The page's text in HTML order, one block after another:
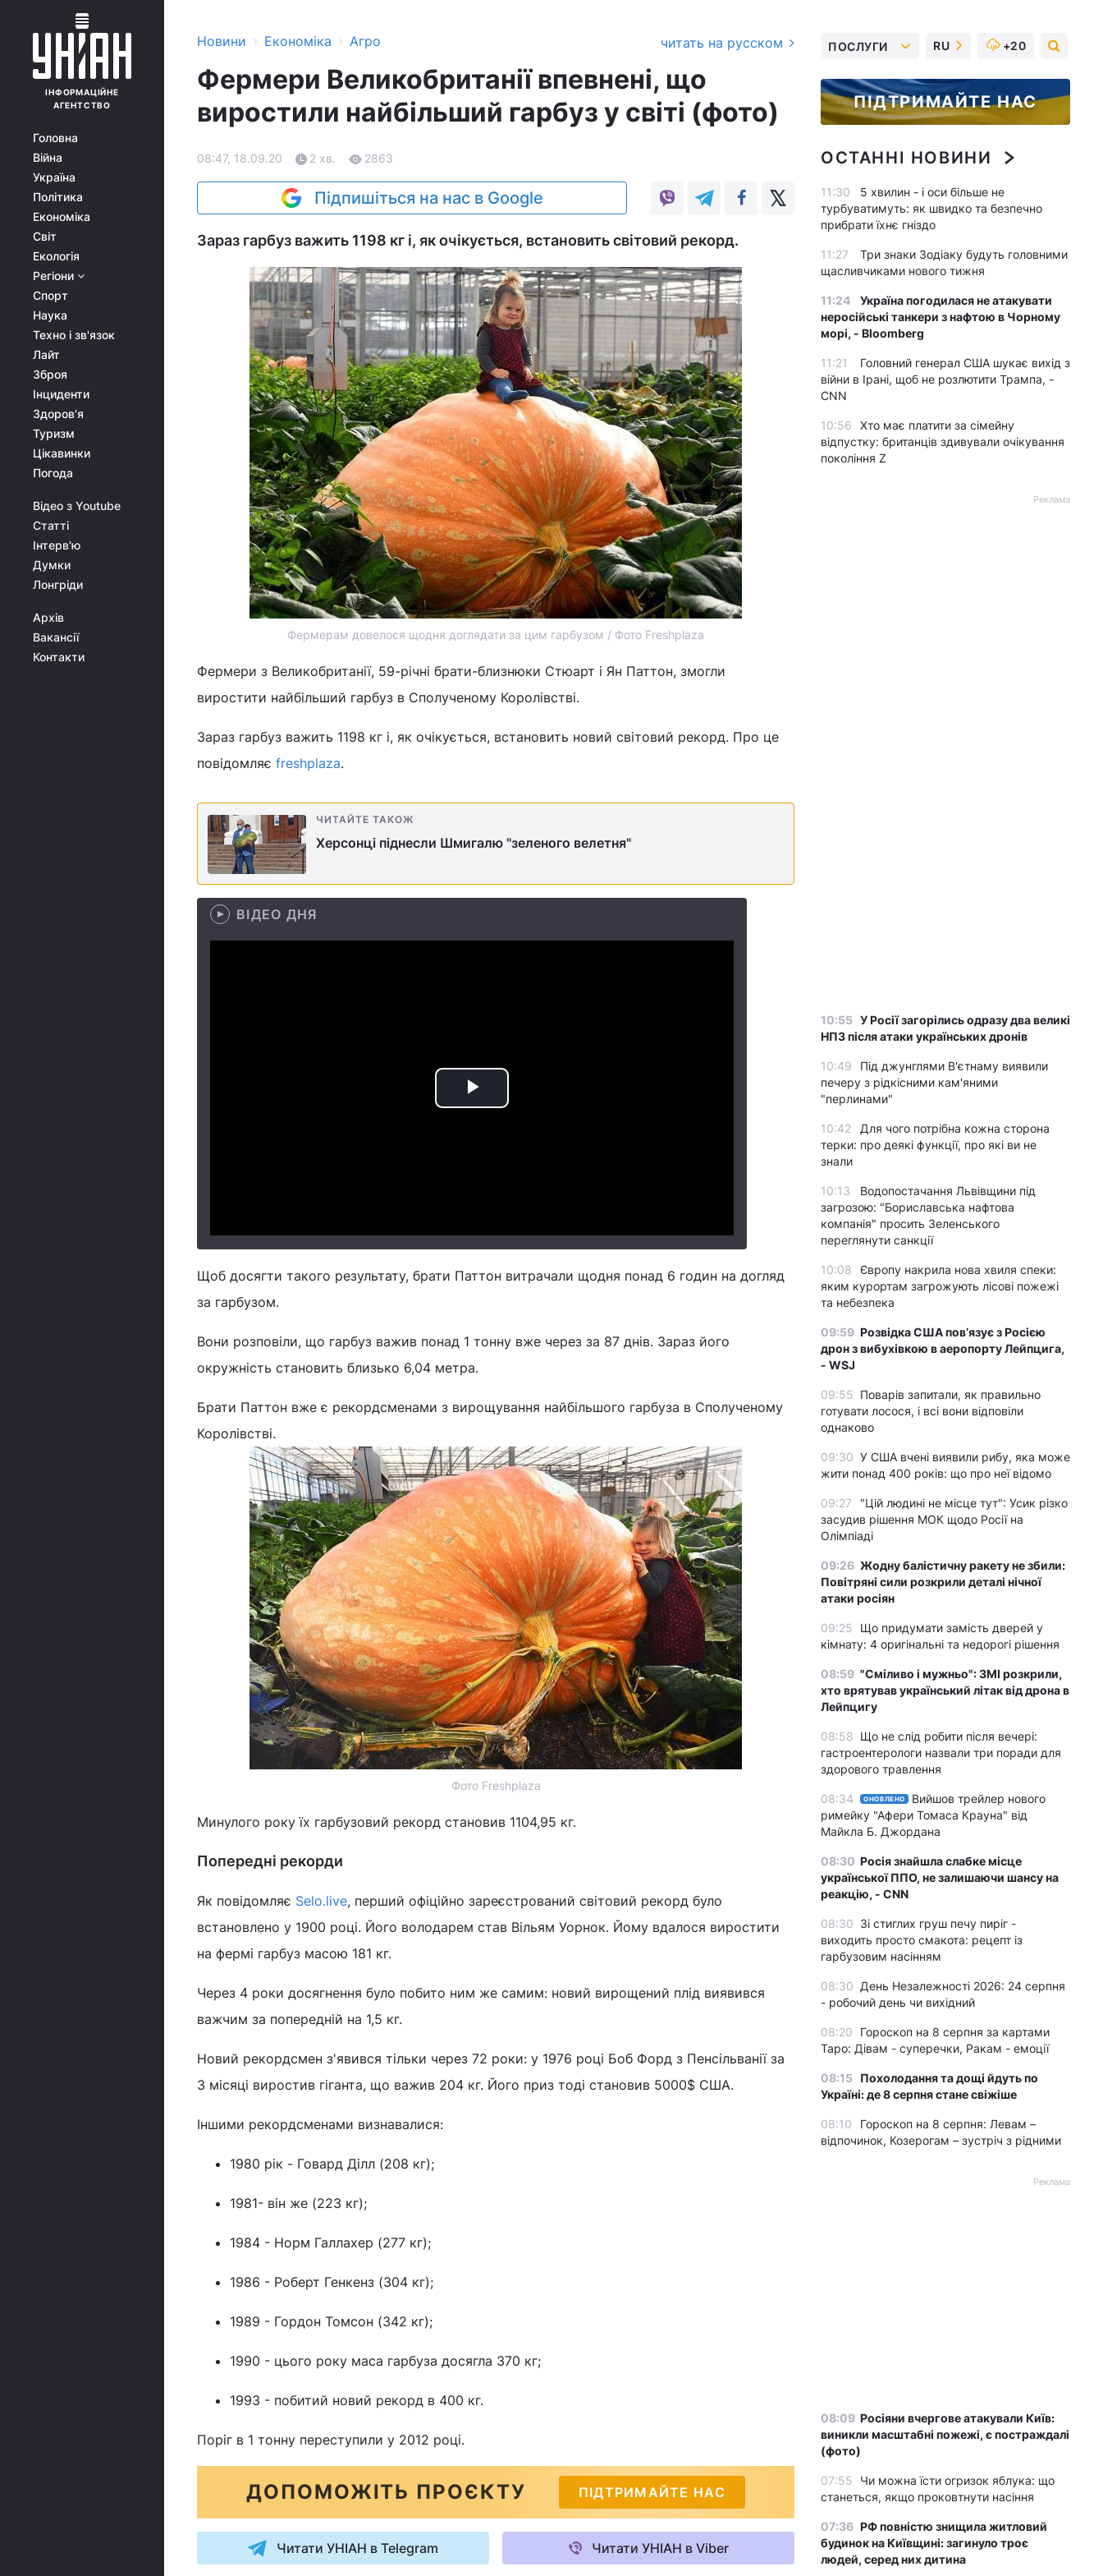
ІНФОРМАЦІЙНЕ
АГЕНТСТВО
Головна
Війна
Україна
Політика
Економіка
Світ
Екологія
Регіони
Спорт
Наука
Техно і зв'язок
Лайт
Зброя
Інциденти
Здоров'я
Туризм
Цікавинки
Погода
Відео з Youtube
Статті
Інтерв'ю
Думки
Лонгріди
Архів
Вакансії
Контакти
Новини › Економіка › Агро читать на русском
Фермери Великобританії впевнені, що
виростили найбільший гарбуз у світі (фото)
08:47, 18.09.20 2 хв. 2863
Підпишіться на нас в Google
Зараз гарбуз важить 1198 кг і, як очікується, встановить світовий рекорд.
Фермерам довелося щодня доглядати за цим гарбузом / Фото Freshplaza
Фермери з Великобританії, 59-річні брати-близнюки Стюарт і Ян Паттон, змогли
виростити найбільший гарбуз в Сполученому Королівстві.
Зараз гарбуз важить 1198 кг і, як очікується, встановить новий світовий рекорд. Про це
повідомляє freshplaza.
ЧИТАЙТЕ ТАКОЖ
Херсонці піднесли Шмигалю "зеленого велетня"
ВІДЕО ДНЯ
Play
Щоб досягти такого результату, брати Паттон витрачали щодня понад 6 годин на догляд
за гарбузом.
Вони розповіли, що гарбуз важив понад 1 тонну вже через за 87 днів. Зараз його
окружність становить близько 6,04 метра.
Брати Паттон вже є рекордсменами з вирощування найбільшого гарбуза в Сполученому
Королівстві.
Фото Freshplaza
Минулого року їх гарбузовий рекорд становив 1104,95 кг.
Попередні рекорди
Як повідомляє Selo.live, перший офіційно зареєстрований світовий рекорд було
встановлено у 1900 році. Його володарем став Вільям Уорнок. Йому вдалося виростити
на фермі гарбуз масою 181 кг.
Через 4 роки досягнення було побито ним же самим: новий вирощений плід виявився
важчим за попередній на 1,5 кг.
Новий рекордсмен з'явився тільки через 72 роки: у 1976 році Боб Форд з Пенсільванії за
3 місяці виростив гіганта, що важив 204 кг. Його приз тоді становив 5000$ США.
Іншими рекордсменами визнавалися:
1980 рік - Говард Ділл (208 кг);
1981- він же (223 кг);
1984 - Норм Галлахер (277 кг);
1986 - Роберт Генкенз (304 кг);
1989 - Гордон Томсон (342 кг);
1990 - цього року маса гарбуза досягла 370 кг;
1993 - побитий новий рекорд в 400 кг.
Поріг в 1 тонну переступили у 2012 році.
ДОПОМОЖІТЬ ПРОЄКТУ ПІДТРИМАЙТЕ НАС
Читати УНІАН в Telegram Читати УНІАН в Viber
ПОСЛУГИ RU +20
ПІДТРИМАЙТЕ НАС
ОСТАННІ НОВИНИ
11:30
5 хвилин - і оси більше не
турбуватимуть: як швидко та безпечно
прибрати їхнє гніздо
11:27
Три знаки Зодіаку будуть головними
щасливчиками нового тижня
11:24
Україна погодилася не атакувати
неросійські танкери з нафтою в Чорному
морі, - Bloomberg
11:21
Головний генерал США шукає вихід з
війни в Ірані, щоб не розлютити Трампа, -
CNN
10:56
Хто має платити за сімейну
відпустку: британців здивували очікування
покоління Z
Реклама
10:55 У Росії загорілись одразу два великі
НПЗ після атаки українських дронів
10:49
Під джунглями В'єтнаму виявили
печеру з рідкісними кам'яними
"перлинами"
10:42
Для чого потрібна кожна сторона
терки: про деякі функції, про які ви не
знали
10:13
Водопостачання Львівщини під
загрозою: "Бориславська нафтова
компанія" просить Зеленського
переглянути санкції
10:08
Європу накрила нова хвиля спеки:
яким курортам загрожують лісові пожежі
та небезпека
09:59 Розвідка США пов’язує з Росією
дрон з вибухівкою в аеропорту Лейпцига,
- WSJ
09:55 Поварів запитали, як правильно
готувати лосося, і всі вони відповіли
однаково
09:30 У США вчені виявили рибу, яка може
жити понад 400 років: що про неї відомо
09:27
"Цій людині не місце тут": Усик різко
засудив рішення МОК щодо Росії на
Олімпіаді
09:26 Жодну балістичну ракету не збили:
Повітряні сили розкрили деталі нічної
атаки росіян
09:25
Що придумати замість дверей у
кімнату: 4 оригінальні та недорогі рішення
08:59 "Сміливо і мужньо": ЗМІ розкрили,
хто врятував український літак від дрона в
Лейпцигу
08:58 Що не слід робити після вечері:
гастроентерологи назвали три поради для
здорового травлення
08:34 ОНОВЛЕНО
Вийшов трейлер нового
римейку "Афери Томаса Крауна" від
Майкла Б. Джордана
08:30 Росія знайшла слабке місце
української ППО, не залишаючи шансу на
реакцію, - CNN
08:30 Зі стиглих груш печу пиріг -
виходить просто смакота: рецепт із
гарбузовим насінням
08:30 День Незалежності 2026: 24 серпня
- робочий день чи вихідний
08:20
Гороскоп на 8 серпня за картами
Таро: Дівам - суперечки, Ракам - емоції
08:15 Похолодання та дощі йдуть по
Україні: де 8 серпня стане свіжіше
08:10
Гороскоп на 8 серпня: Левам –
відпочинок, Козерогам – зустріч з рідними
Реклама
08:09 Росіяни вчергове атакували Київ:
виникли масштабні пожежі, є постраждалі
(фото)
07:55
Чи можна їсти огризок яблука: що
станеться, якщо проковтнути насіння
07:36 РФ повністю знищила житловий
будинок на Київщині: загинуло троє
людей, серед них дитина